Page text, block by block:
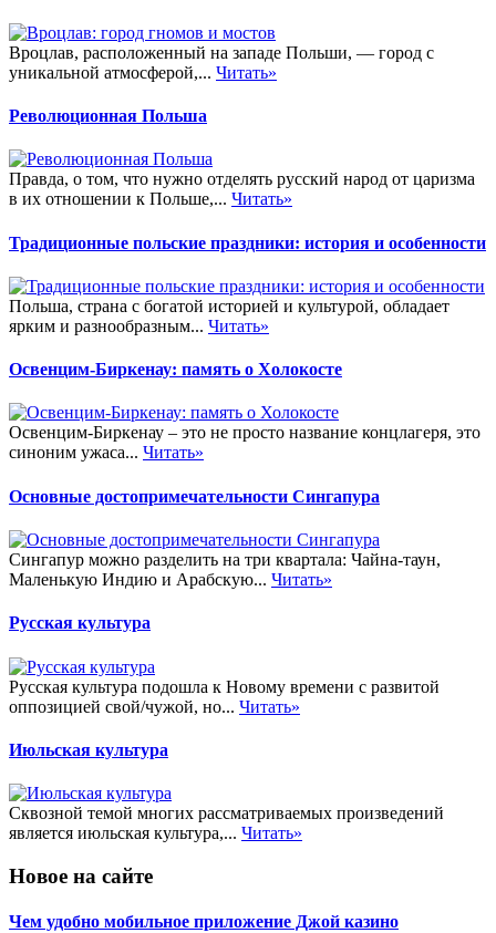
Вроцлав, расположенный на западе Польши, — город с
уникальной атмосферой,... Читать»
Революционная Польша
Правда, о том, что нужно отделять русский народ от царизма
в их отношении к Польше,... Читать»
Традиционные польские праздники: история и особенности
Польша, страна с богатой историей и культурой, обладает
ярким и разнообразным... Читать»
Освенцим-Биркенау: память о Холокосте
Освенцим-Биркенау – это не просто название концлагеря, это
синоним ужаса... Читать»
Основные достопримечательности Сингапура
Сингапур можно разделить на три квартала: Чайна-таун,
Маленькую Индию и Арабскую... Читать»
Русская культура
Русская культура подошла к Новому времени с развитой
оппозицией свой/чужой, но... Читать»
Июльская культура
Сквозной темой многих рассматриваемых произведений
является июльская культура,... Читать»
Новое на сайте
Чем удобно мобильное приложение Джой казино